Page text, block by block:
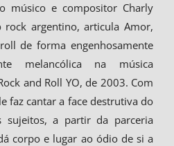
músico e compositor Charly
argentino, articula Amor,
de forma engenhosamente
melancólica na música
and Roll YO, de 2003. Com
faz cantar a face destrutiva do
sujeitos, a partir da parceria
corpo e lugar ao ódio de si a